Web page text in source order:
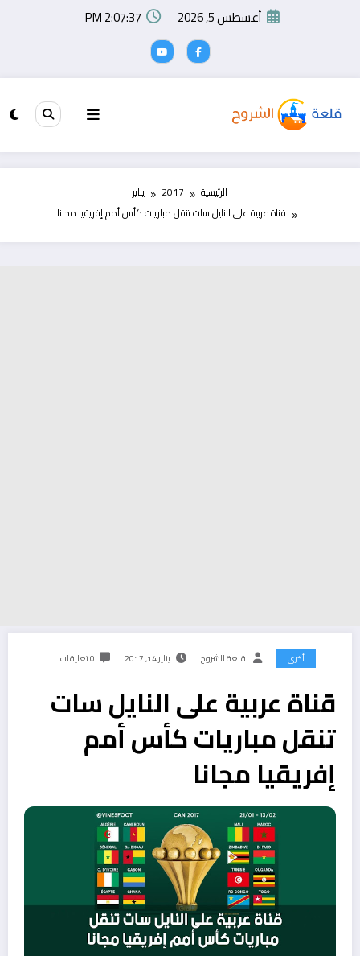
أغسطس 5, 2026 2:07:38 PM
الرئيسية 2017
يناير
قناة عربية على النايل سات تنقل مباريات كأس أمم إفريقيا مجانا
أخرى قلعة الشروح يناير 14, 2017 0 تعليقات
قناة عربية على النايل سات
تنقل مباريات كأس أمم
إفريقيا مجانا